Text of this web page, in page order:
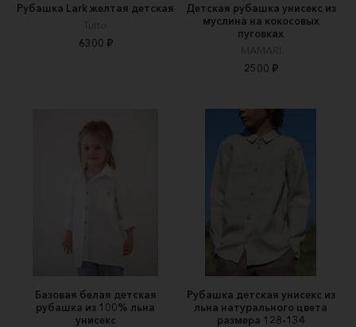
Рубашка Lark желтая детская
Tutto
6300 ₽
Детская рубашка унисекс из
муслина на кокосовых
пуговках
MAMARI
2500 ₽
Базовая белая детская
рубашка из 100% льна
унисекс
Рубашка детская унисекс из
льна натурального цвета
размера 128-134